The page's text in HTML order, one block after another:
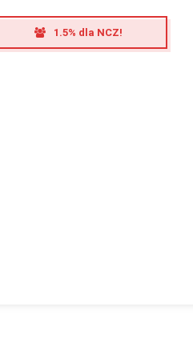
1.5% dla NCZ!